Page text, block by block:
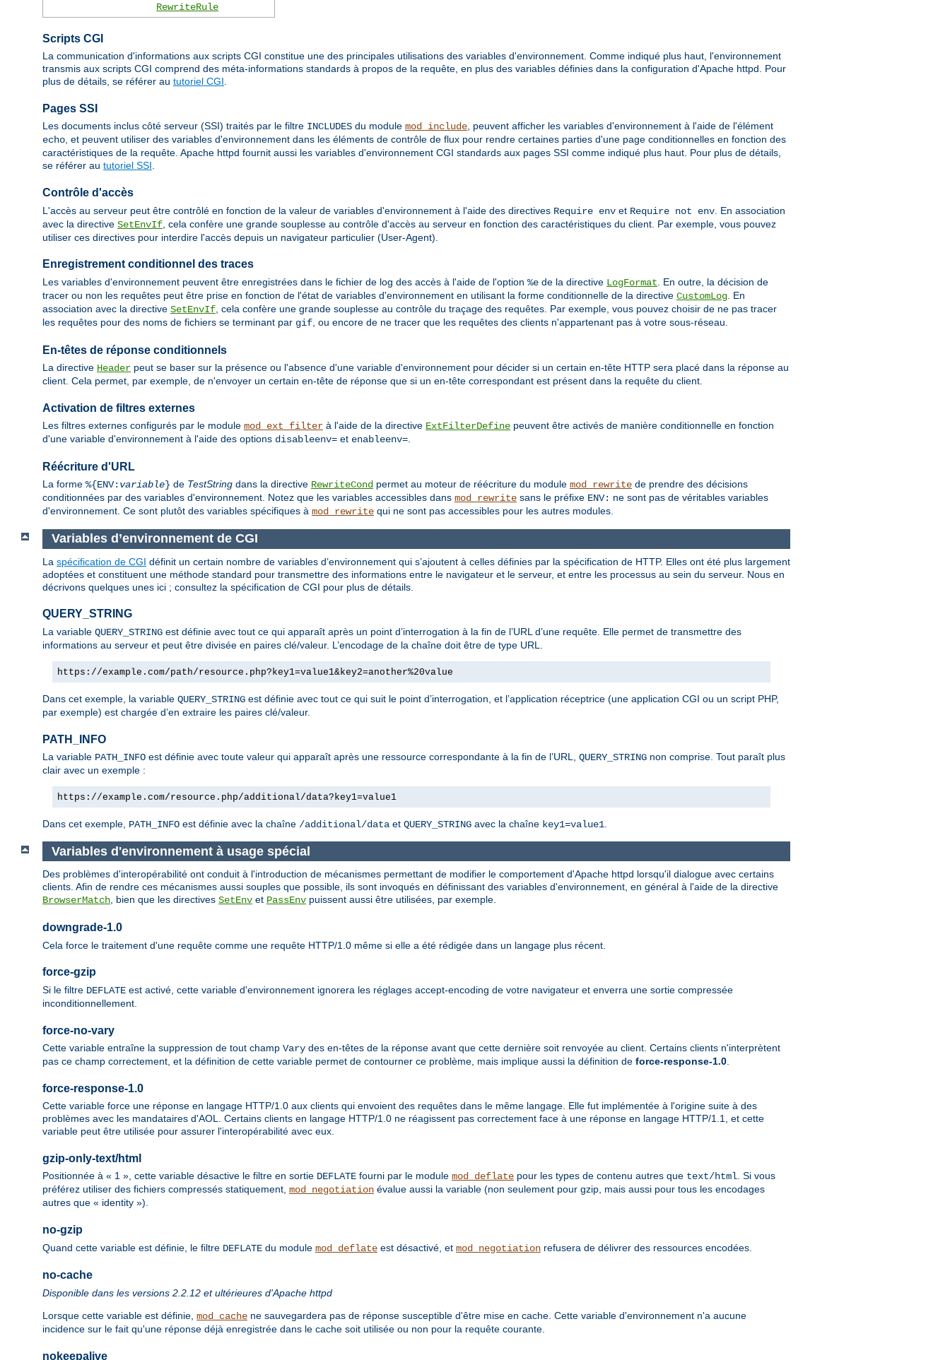
RewriteRule
Scripts CGI
La communication d'informations aux scripts CGI constitue une des principales utilisations des variables d'environnement. Comme indiqué plus haut, l'environnement
transmis aux scripts CGI comprend des méta-informations standards à propos de la requête, en plus des variables définies dans la configuration d'Apache httpd. Pour
plus de détails, se référer au tutoriel CGI
Pages SSI
Les documents inclus côté serveur (SSI) traités par le filtre INCLUDES du module mod_include, peuvent afficher les variables d'environnement à l'aide de l'élément
echo, et peuvent utiliser des variables d'environnement dans les éléments de contrôle de flux pour rendre certaines parties d'une page conditionnelles en fonction des
caractéristiques de la requête. Apache httpd fournit aussi les variables d'environnement CGI standards aux pages SSI comme indiqué plus haut. Pour plus de détails,
se référer au tutoriel SSI.
Contrôle d'accès
L'accès au serveur peut être contrôlé en fonction de la valeur de variables d'environnement à l'aide des directives Require env et Require not env . En association
avec la directive SetEnvIf , cela confère une grande souplesse au contrôle d'accès au serveur en fonction des caractéristiques du client. Par exemple, vous pouvez
utiliser ces directives pour interdire l'accès depuis un navigateur particulier (User-Agent).
Enregistrement conditionnel des traces
Les variables d'environnement peuvent être enregistrées dans le fichier de log des accès à l'aide de l'option %e de la directive LogFormat . En outre, la décision de
tracer ou non les requêtes peut être prise en fonction de l'état de variables d'environnement en utilisant la forme conditionnelle de la directive CustomLog . En
association avec la directive SetEnvIf , cela confère une grande souplesse au contrôle du traçage des requêtes. Par exemple, vous pouvez choisir de ne pas tracer
les requêtes pour des noms de fichiers se terminant par gif , ou encore de ne tracer que les requêtes des clients n'appartenant pas à votre sous-réseau.
En-têtes de réponse conditionnels
La directive Header peut se baser sur la présence ou l'absence d'une variable d'environnement pour décider si un certain en-tête HTTP sera placé dans la réponse au
client. Cela permet, par exemple, de n'envoyer un certain en-tête de réponse que si un en-tête correspondant est présent dans la requête du client.
Activation de filtres externes
Les filtres externes configurés par le module mod_ext_filter à l'aide de la directive ExtFilterDefine peuvent être activés de manière conditionnelle en fonction
d'une variable d'environnement à l'aide des options disableenv= et enableenv=
Réécriture d'URL
La forme %{ENV: variable} de TestString dans la directive RewriteCond permet au moteur de réécriture du module mod_rewrite de prendre des décisions
conditionnées par des variables d'environnement. Notez que les variables accessibles dans mod_rewrite sans le préfixe ENV: ne sont pas de véritables variables
d'environnement. Ce sont plutôt des variables spécifiques à mod_rewrite qui ne sont pas accessibles pour les autres modules.
Variables d’environnement de CGI
La spécification de CGI définit un certain nombre de variables d’environnement qui s’ajoutent à celles définies par la spécification de HTTP. Elles ont été plus largement
adoptées et constituent une méthode standard pour transmettre des informations entre le navigateur et le serveur, et entre les processus au sein du serveur. Nous en
décrivons quelques unes ici ; consultez la spécification de CGI pour plus de détails.
QUERY_STRING
La variable QUERY_STRING est définie avec tout ce qui apparaît après un point d’interrogation à la fin de l’URL d’une requête. Elle permet de transmettre des
informations au serveur et peut être divisée en paires clé/valeur. L’encodage de la chaîne doit être de type URL.
https://example.com/path/resource.php?key1=value1&key2=another%20value
Dans cet exemple, la variable QUERY_STRING est définie avec tout ce qui suit le point d’interrogation, et l’application réceptrice (une application CGI ou un script PHP,
par exemple) est chargée d’en extraire les paires clé/valeur.
PATH_INFO
La variable PATH_INFO est définie avec toute valeur qui apparaît après une ressource correspondante à la fin de l’URL, QUERY_STRING non comprise. Tout paraît plus
clair avec un exemple :
https://example.com/resource.php/additional/data?key1=value1
Dans cet exemple, PATH_INFO est définie avec la chaîne /additional/data et QUERY_STRING avec la chaîne key1=value1
Variables d'environnement à usage spécial
Des problèmes d'interopérabilité ont conduit à l'introduction de mécanismes permettant de modifier le comportement d'Apache httpd lorsqu'il dialogue avec certains
clients. Afin de rendre ces mécanismes aussi souples que possible, ils sont invoqués en définissant des variables d'environnement, en général à l'aide de la directive
BrowserMatch, bien que les directives SetEnv et PassEnv puissent aussi être utilisées, par exemple.
downgrade-1.0
Cela force le traitement d'une requête comme une requête HTTP/1.0 même si elle a été rédigée dans un langage plus récent.
force-gzip
Si le filtre DEFLATE est activé, cette variable d'environnement ignorera les réglages accept-encoding de votre navigateur et enverra une sortie compressée
inconditionnellement.
force-no-vary
Cette variable entraîne la suppression de tout champ Vary des en-têtes de la réponse avant que cette dernière soit renvoyée au client. Certains clients n'interprètent
pas ce champ correctement, et la définition de cette variable permet de contourner ce problème, mais implique aussi la définition de force-response-1.0
force-response-1.0
Cette variable force une réponse en langage HTTP/1.0 aux clients qui envoient des requêtes dans le même langage. Elle fut implémentée à l'origine suite à des
problèmes avec les mandataires d'AOL. Certains clients en langage HTTP/1.0 ne réagissent pas correctement face à une réponse en langage HTTP/1.1, et cette
variable peut être utilisée pour assurer l'interopérabilité avec eux.
gzip-only-text/html
Positionnée à « 1 », cette variable désactive le filtre en sortie DEFLATE fourni par le module mod_deflate pour les types de contenu autres que text/html. Si vous
préférez utiliser des fichiers compressés statiquement, mod_negotiation évalue aussi la variable (non seulement pour gzip, mais aussi pour tous les encodages
autres que « identity »).
no-gzip
Quand cette variable est définie, le filtre DEFLATE du module mod_deflate est désactivé, et mod_negotiation refusera de délivrer des ressources encodées.
no-cache
Disponible dans les versions 2.2.12 et ultérieures d'Apache httpd
Lorsque cette variable est définie, mod_cache ne sauvegardera pas de réponse susceptible d'être mise en cache. Cette variable d'environnement n'a aucune
incidence sur le fait qu'une réponse déjà enregistrée dans le cache soit utilisée ou non pour la requête courante.
nokeepalive